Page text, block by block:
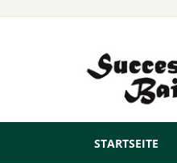
STARTSEITE